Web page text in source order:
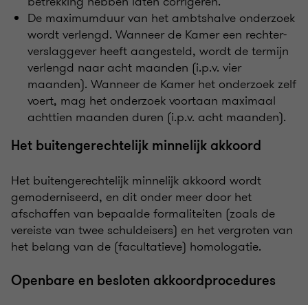
De maximumduur van het ambtshalve onderzoek
wordt verlengd. Wanneer de Kamer een rechter-
verslaggever heeft aangesteld, wordt de termijn
verlengd naar acht maanden (i.p.v. vier
maanden). Wanneer de Kamer het onderzoek zelf
voert, mag het onderzoek voortaan maximaal
achttien maanden duren (i.p.v. acht maanden).
Het buitengerechtelijk minnelijk akkoord
Het buitengerechtelijk minnelijk akkoord wordt
gemoderniseerd, en dit onder meer door het
afschaffen van bepaalde formaliteiten (zoals de
vereiste van twee schuldeisers) en het vergroten van
het belang van de (facultatieve) homologatie.
Openbare en besloten akkoordprocedures